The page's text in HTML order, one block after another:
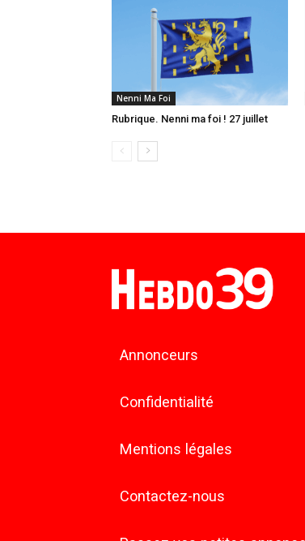
Nenni Ma Foi
Rubrique. Nenni ma foi ! 27 juillet